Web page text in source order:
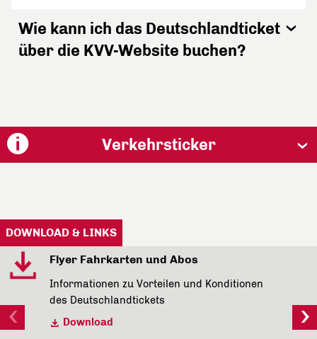
Wie kann ich das Deutschlandticket
über die KVV-Website buchen?
Verkehrsticker
DOWNLOAD & LINKS
Flyer Fahrkarten und Abos
Informationen zu Vorteilen und Konditionen
des Deutschlandtickets
Download